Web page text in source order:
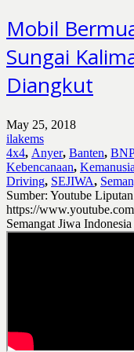
Mobil
Sungai
Diangkut
May 25, 2018
ilakems
4x4, Anyer, Banten,
Kebencanaan,
Driving, SEJIWA,
Sumber: Youtube
https://
Semangat Jiwa